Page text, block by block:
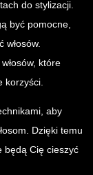
do stylizacji.
być pomocne,
które
korzyści.
aby
Dzięki temu
będą Cię cieszyć